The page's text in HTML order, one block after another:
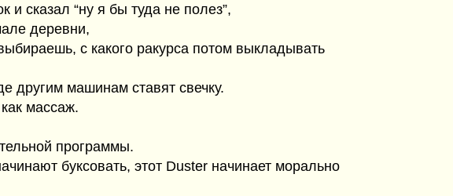
и сказал “ну я бы туда не полез”,
деревни,
с какого ракурса потом выкладывать
другим машинам ставят свечку.
массаж.
программы.
буксовать, этот Duster начинает морально